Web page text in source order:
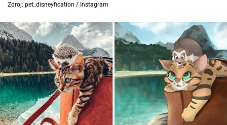
Zdroj: pet_disneyfication / Instagram